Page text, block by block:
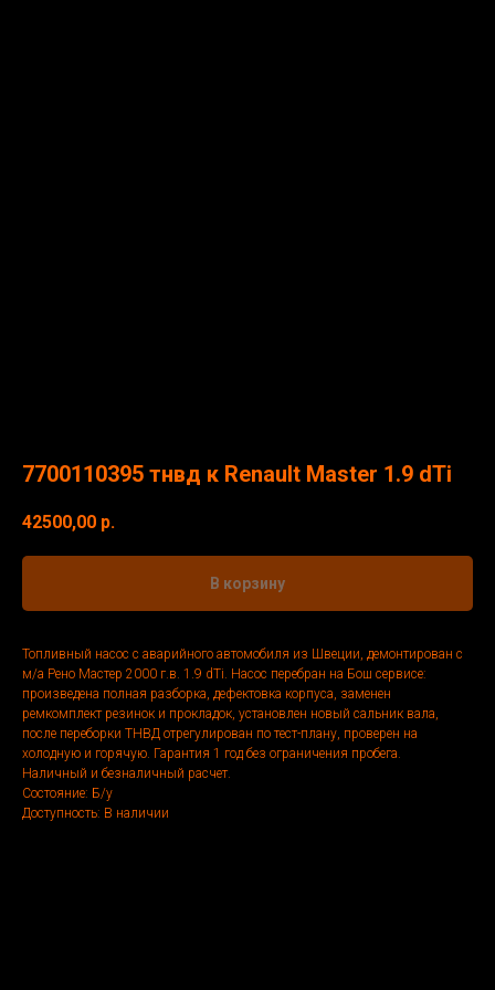
7700110395 тнвд к Renault Master 1.9 dTi
42500,00 р.
В корзину
Топливный насос с аварийного автомобиля из Швеции, демонтирован с
м/а Рено Мастер 2000 г.в. 1.9 dTi. Насос перебран на Бош сервисе:
произведена полная разборка, дефектовка корпуса, заменен
ремкомплект резинок и прокладок, установлен новый сальник вала,
после переборки ТНВД отрегулирован по тест-плану, проверен на
холодную и горячую. Гарантия 1 год без ограничения пробега.
Наличный и безналичный расчет.
Состояние: Б/у
Доступность: В наличии